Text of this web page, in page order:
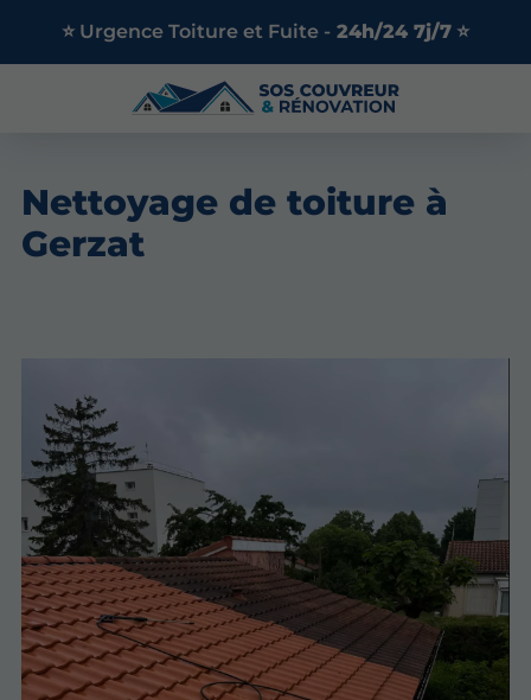
⭐ Urgence Toiture et Fuite - 24h/24 7j/7 ⭐
Nettoyage de toiture à
Gerzat